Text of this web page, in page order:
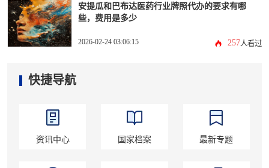
安提瓜和巴布达医药行业牌照代办的要求有哪
些，费用是多少
2026-02-24 03:06:15 257人看过
快捷导航
资讯中心 国家档案 最新专题